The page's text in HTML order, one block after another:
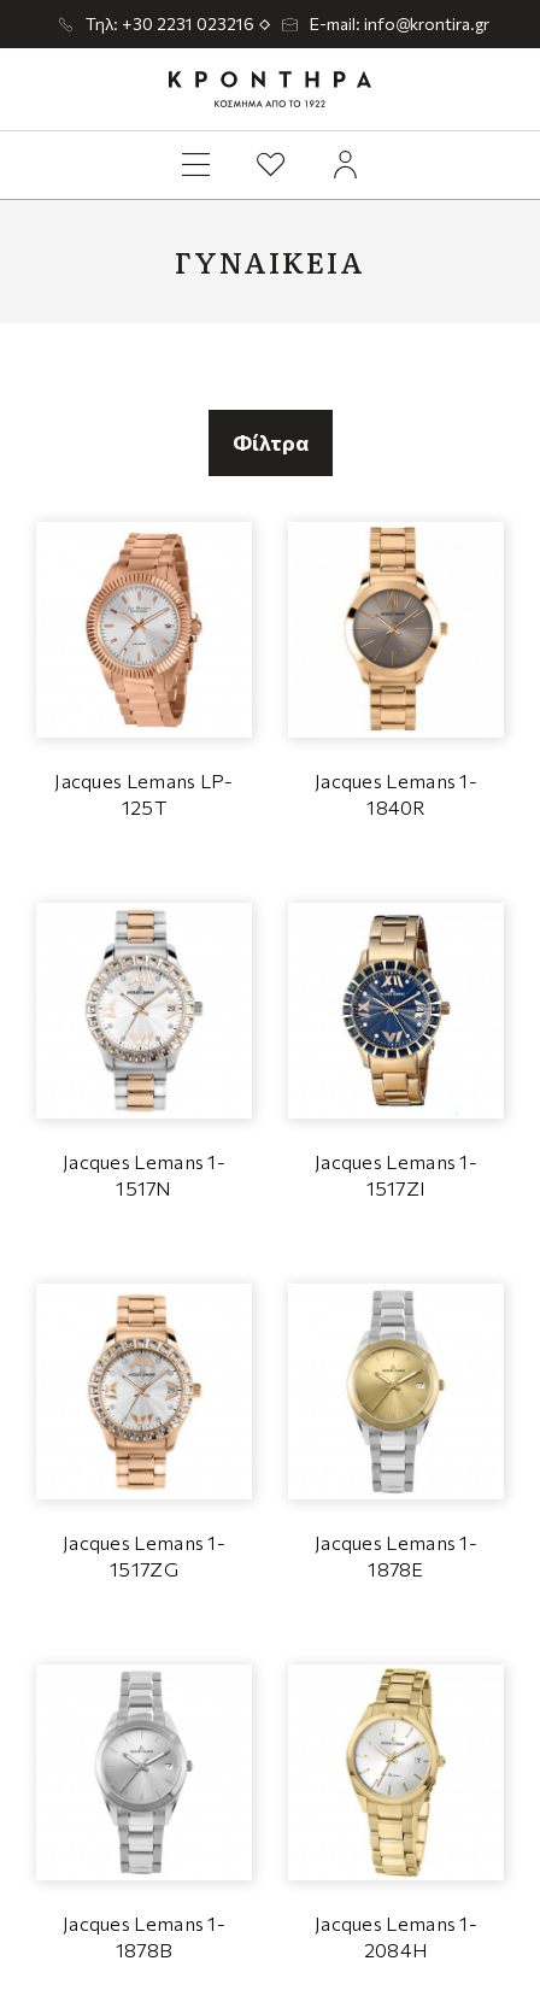
Τηλ: +30 2231 023216 E-mail: info@krontira.gr
ΓΥΝΑΙΚΕΊΑ
Φίλτρα
Jacques Lemans LP-
125T
Jacques Lemans 1-
1840R
Jacques Lemans 1-
1517N
Jacques Lemans 1-
1517ZI
Jacques Lemans 1-
1517ZG
Jacques Lemans 1-
1878E
Jacques Lemans 1-
1878B
Jacques Lemans 1-
2084H